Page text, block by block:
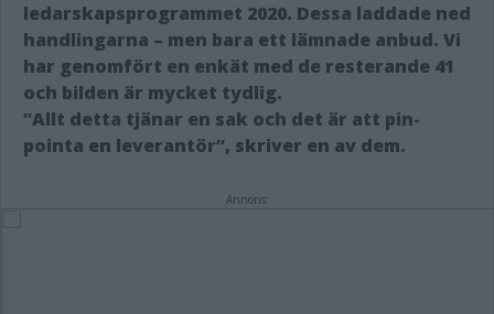
ledarskapsprogrammet 2020. Dessa laddade ned
handlingarna – men bara ett lämnade anbud. Vi
har genomfört en enkät med de resterande 41
och bilden är mycket tydlig.
”Allt detta tjänar en sak och det är att pin-
pointa en leverantör”, skriver en av dem.
Annons: